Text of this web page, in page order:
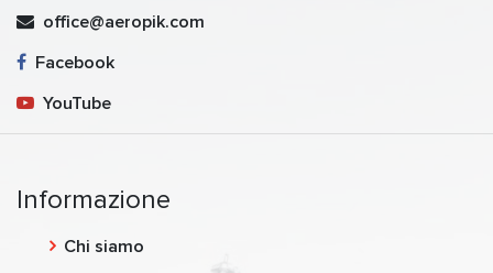
office@aeropik.com
Facebook
YouTube
Informazione
Chi siamo